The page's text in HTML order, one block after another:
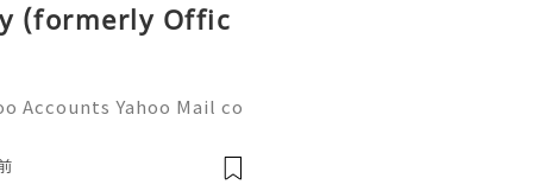
(formerly Offic
Accounts Yahoo Mail co
and online a